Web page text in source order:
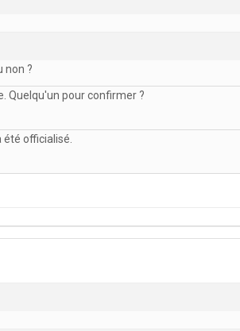
non ?
Quelqu'un pour confirmer ?
officialisé.